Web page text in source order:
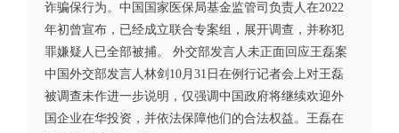
诈骗保行为。中国国家医保局基金监管司负责人在2022
年初曾宣布，已经成立联合专案组，展开调查，并称犯
罪嫌疑人已全部被捕。 外交部发言人未正面回应王磊案
中国外交部发言人林剑10月31日在例行记者会上对王磊
被调查未作进一步说明，仅强调中国政府将继续欢迎外
国企业在华投资，并依法保障他们的合法权益。王磊在